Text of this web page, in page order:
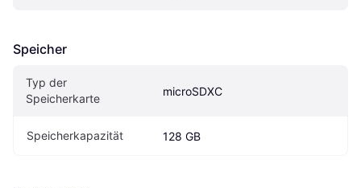
Speicher
Typ der
Speicherkarte
microSDXC
Speicherkapazität 128 GB